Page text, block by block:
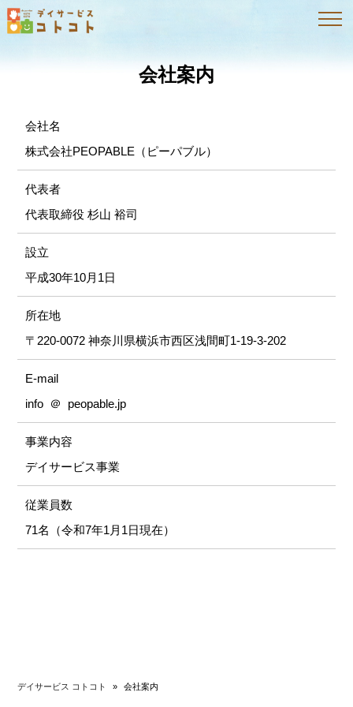
会社案内
会社名
株式会社PEOPABLE（ピーパブル）
代表者
代表取締役 杉山 裕司
設立
平成30年10月1日
所在地
〒220-0072 神奈川県横浜市西区浅間町1-19-3-202
E-mail
info ＠ peopable.jp
事業内容
デイサービス事業
従業員数
71名（令和7年1月1日現在）
デイサービス コトコト » 会社案内